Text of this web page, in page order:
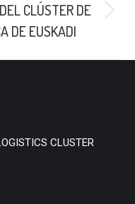
CLÚSTER DE
DE EUSKADI
CLUSTER